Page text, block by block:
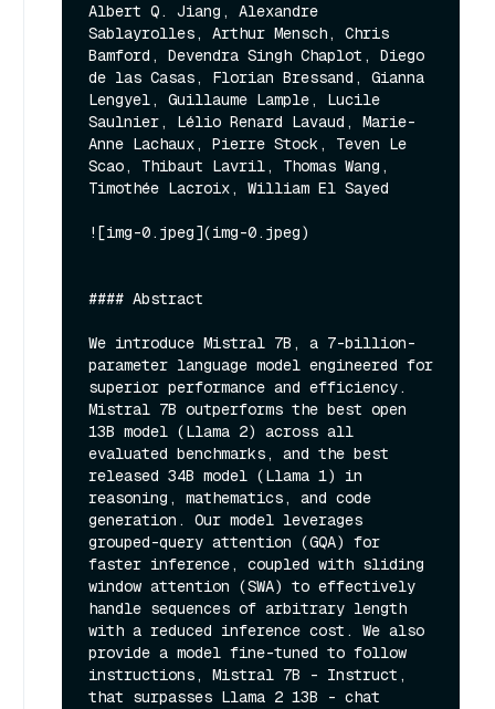
Albert Q. Jiang, Alexandre
Sablayrolles, Arthur Mensch, Chris
Bamford, Devendra Singh Chaplot, Diego
de las Casas, Florian Bressand, Gianna
Lengyel, Guillaume Lample, Lucile
Saulnier, Lélio Renard Lavaud, Marie-
Anne Lachaux, Pierre Stock, Teven Le
Scao, Thibaut Lavril, Thomas Wang,
Timothée Lacroix, William El Sayed
![img-0.jpeg](img-0.jpeg)
#### Abstract
We introduce Mistral 7B, a 7-billion-
parameter language model engineered for
superior performance and efficiency.
Mistral 7B outperforms the best open
13B model (Llama 2) across all
evaluated benchmarks, and the best
released 34B model (Llama 1) in
reasoning, mathematics, and code
generation. Our model leverages
grouped-query attention (GQA) for
faster inference, coupled with sliding
window attention (SWA) to effectively
handle sequences of arbitrary length
with a reduced inference cost. We also
provide a model fine-tuned to follow
instructions, Mistral 7B - Instruct,
that surpasses Llama 2 13B - chat